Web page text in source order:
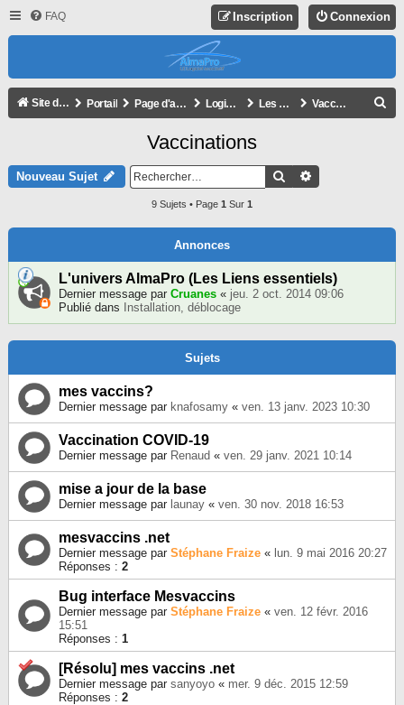
FAQ Connexion
Inscription
Site de l'association Portail Page d'accueil du forum Logiciel AlmaPro Les autres modules Vaccinations
Vaccinations
Nouveau Sujet Rechercher
9 Sujets • Page 1 Sur 1
Annonces
L'univers AlmaPro (Les Liens essentiels)
Dernier message par Cruanes « jeu. 2 oct. 2014 09:06
Publié dans
Installation, déblocage
Sujets
mes vaccins?
Dernier message par knafosamy « ven. 13 janv. 2023 10:30
Vaccination COVID-19
Dernier message par Renaud « ven. 29 janv. 2021 10:14
mise a jour de la base
Dernier message par launay « ven. 30 nov. 2018 16:53
mesvaccins .net
Dernier message par Stéphane Fraize « lun. 9 mai 2016 20:27
Réponses : 2
Bug interface Mesvaccins
Dernier message par Stéphane Fraize « ven. 12 févr. 2016
15:51
Réponses : 1
[Résolu] mes vaccins .net
Dernier message par sanyoyo « mer. 9 déc. 2015 12:59
Réponses : 2